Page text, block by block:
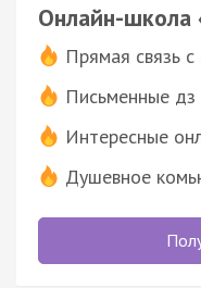
Онлайн-школа
Прямая связь
Письменные дз
Интересные
Душевное